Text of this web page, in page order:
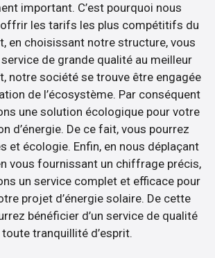
important. C’est pourquoi nous
les tarifs les plus compétitifs du
en choisissant notre structure, vous
de grande qualité au meilleur
notre société se trouve être engagée
de l’écosystème. Par conséquent
une solution écologique pour votre
d’énergie. De ce fait, vous pourrez
et écologie. Enfin, en nous déplaçant
vous fournissant un chiffrage précis,
un service complet et efficace pour
projet d’énergie solaire. De cette
bénéficier d’un service de qualité
toute tranquillité d’esprit.